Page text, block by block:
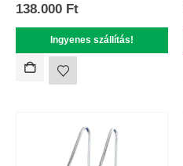
138.000 Ft
Ingyenes szállítás!